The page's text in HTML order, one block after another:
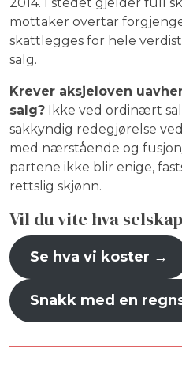
mottaker overtar
skattlegges for hele
salg.
Krever aksjeloven
salg? Ikke ved ordinært
sakkyndig redegjørelse
med nærstående og
partene ikke blir enige,
rettslig skjønn.
Vil du vite hva
Se hva vi koster →
Snakk med en